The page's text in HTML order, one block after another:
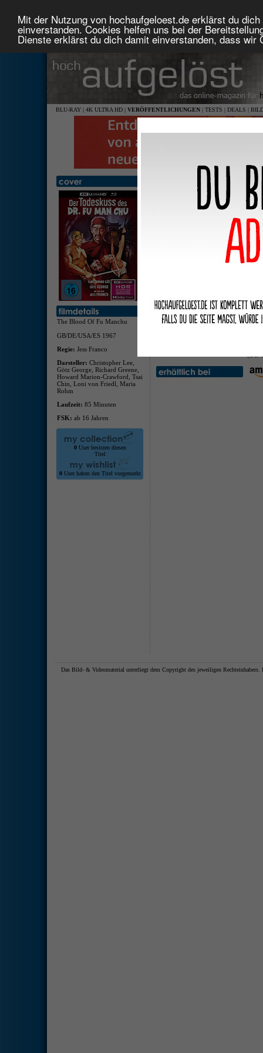
Mit der Nutzung von hochaufgeloest.de erklärst du
einverstanden. Cookies helfen uns bei der
Dienste erklärst du dich damit einverstanden, dass
BLU-RAY | 4K ULTRA HD | VERÖFFENTLICHUNGEN | TESTS | DEALS |
The Blood Of Fu Manchu
GB/DE/USA/ES 1967
Regie: Jess Franco
Darsteller: Christopher Lee,
Götz George, Richard Greene,
Howard Marion-Crawford, Tsai
Chin, Loni von Friedl, Maria
Rohm
Laufzeit: 85 Minuten
FSK: ab 16 Jahren
0User besitzen diesen
Titel
0User haben den Titel vorgemerkt
Der Todeskuss des Dr. Fu
Collector's Mediabook
Das Bild- & Videomaterial unterliegt dem Copyright des jeweiligen